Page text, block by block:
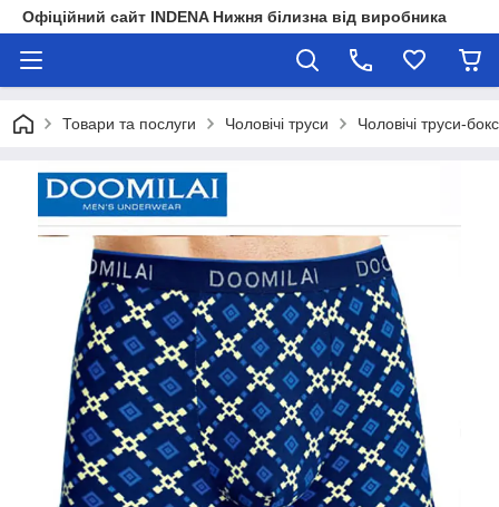
Офіційний сайт INDENA Нижня білизна від виробника
Товари та послуги Чоловічі труси Чоловічі труси-